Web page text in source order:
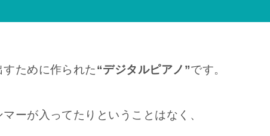
ために作られた“デジタルピアノ”です。
ーが入ってたりということはなく、